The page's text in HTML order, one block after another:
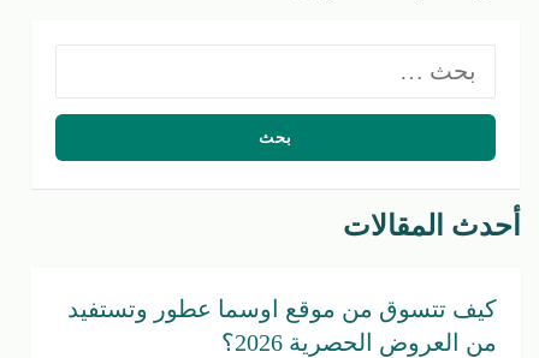
أحدث المقالات
كيف تتسوق من موقع اوسما عطور وتستفيد
من العروض الحصرية 2026؟